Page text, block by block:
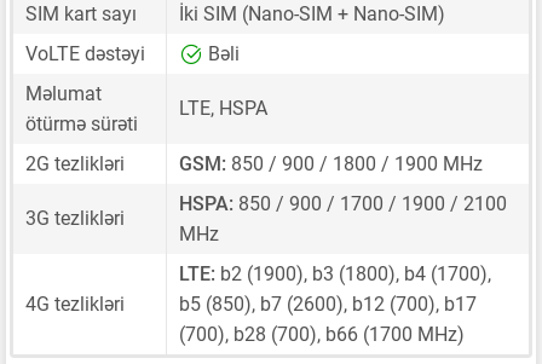
SIM kart sayı
İki SIM (Nano-SIM + Nano-SIM)
VoLTE dəstəyi
Bəli
Məlumat
ötürmə sürəti
LTE, HSPA
2G tezlikləri GSM: 850 / 900 / 1800 / 1900 MHz
3G tezlikləri
HSPA: 850 / 900 / 1700 / 1900 / 2100
MHz
4G tezlikləri
LTE: b2 (1900), b3 (1800), b4 (1700),
b5 (850), b7 (2600), b12 (700), b17
(700), b28 (700), b66 (1700 MHz)